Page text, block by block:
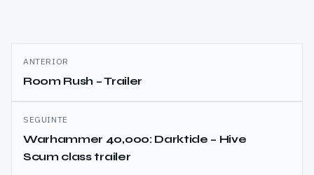
Navegação
de
artigos
ANTERIOR
Room Rush – Trailer
SEGUINTE
Warhammer 40,000: Darktide – Hive
Scum class trailer